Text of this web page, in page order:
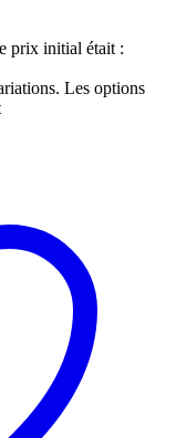
prix initial était :
Les options